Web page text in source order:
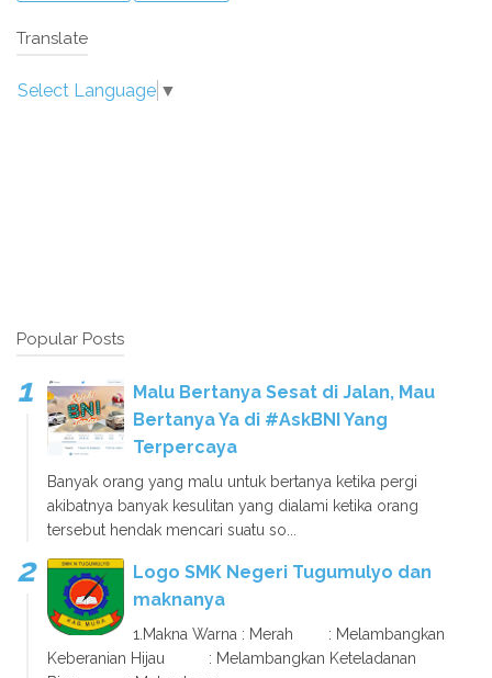
Translate
Select Language ▼
Popular Posts
Malu Bertanya Sesat di Jalan, Mau
Bertanya Ya di #AskBNI Yang
Terpercaya
Banyak orang yang malu untuk bertanya ketika pergi
akibatnya banyak kesulitan yang dialami ketika orang
tersebut hendak mencari suatu so...
Logo SMK Negeri Tugumulyo dan
maknanya
1.Makna Warna : Merah : Melambangkan
Keberanian Hijau : Melambangkan Keteladanan